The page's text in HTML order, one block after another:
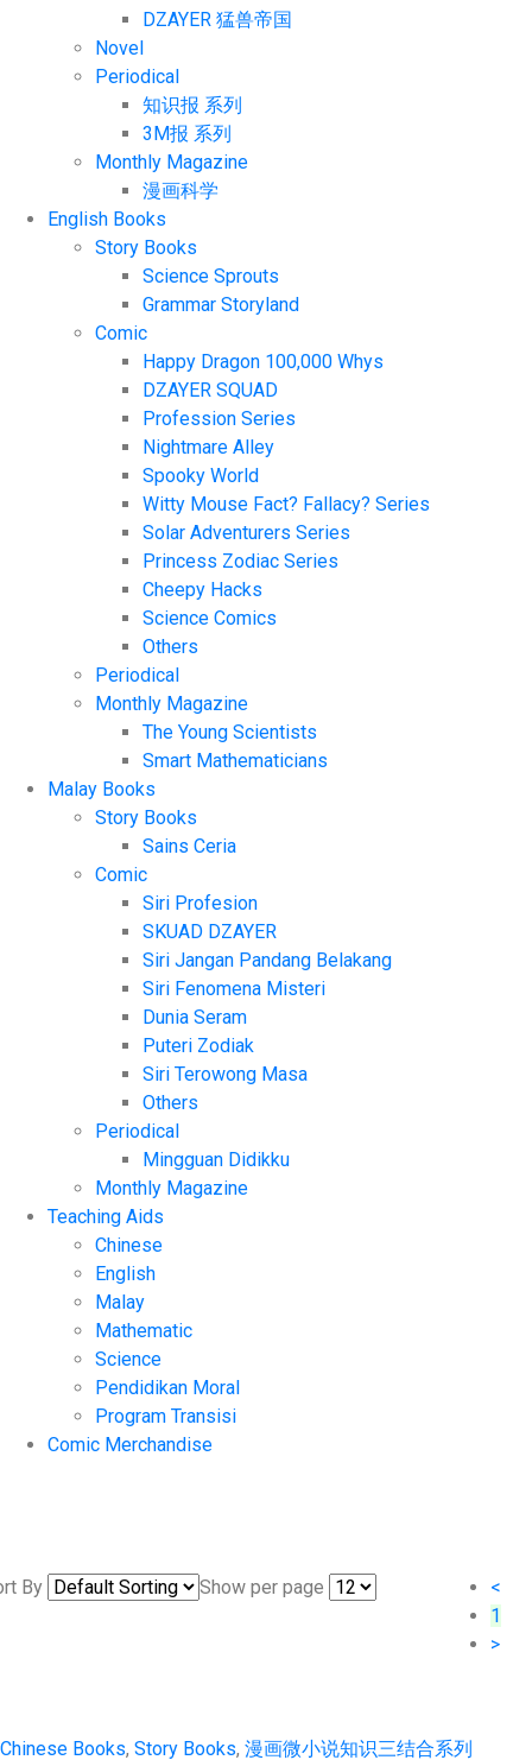
DZAYER 猛兽帝国
Novel
Periodical
知识报 系列
3M报 系列
Monthly Magazine
漫画科学
English Books
Story Books
Science Sprouts
Grammar Storyland
Comic
Happy Dragon 100,000 Whys
DZAYER SQUAD
Profession Series
Nightmare Alley
Spooky World
Witty Mouse Fact? Fallacy? Series
Solar Adventurers Series
Princess Zodiac Series
Cheepy Hacks
Science Comics
Others
Periodical
Monthly Magazine
The Young Scientists
Smart Mathematicians
Malay Books
Story Books
Sains Ceria
Comic
Siri Profesion
SKUAD DZAYER
Siri Jangan Pandang Belakang
Siri Fenomena Misteri
Dunia Seram
Puteri Zodiak
Siri Terowong Masa
Others
Periodical
Mingguan Didikku
Monthly Magazine
Teaching Aids
Chinese
English
Malay
Mathematic
Science
Pendidikan Moral
Program Transisi
Comic Merchandise
By Show per page
<
1
>
Chinese Books, Story Books, 漫画微小说知识三结合系列